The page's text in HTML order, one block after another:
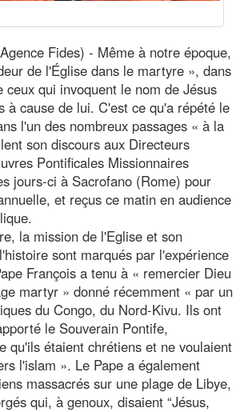
Fides) - Même à notre époque,
de l'Église dans le martyre », dans
ceux qui invoquent le nom de Jésus
à cause de lui. C'est ce qu'a répété le
l'un des nombreux passages « à la
son discours aux Directeurs
Pontificales Missionnaires
jours-ci à Sacrofano (Rome) pour
et reçus ce matin en audience
la mission de l'Eglise et son
sont marqués par l'expérience
François a tenu à « remercier Dieu
martyr » donné récemment « par un
du Congo, du Nord-Kivu. Ils ont
le Souverain Pontife,
qu'ils étaient chrétiens et ne voulaient
l'islam ». Le Pape a également
massacrés sur une plage de Libye,
qui, à genoux, disaient “Jésus,